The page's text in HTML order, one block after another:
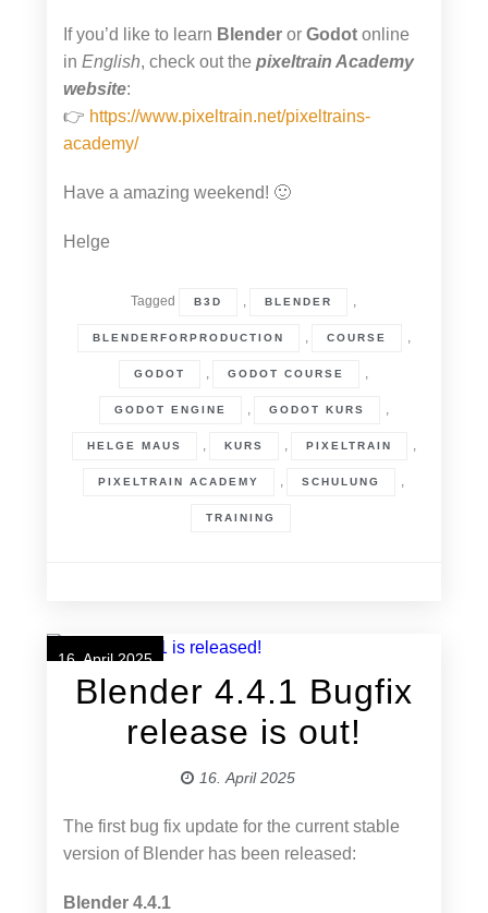
If you’d like to learn Blenderor Godotonline
in English, check out the pixeltrain Academy
website:
👉 https://www.pixeltrain.net/pixeltrains-
academy/
Have a amazing weekend! 🙂
Helge
Tagged B3D BLENDER
BLENDERFORPRODUCTION COURSE
GODOT GODOT COURSE
GODOT ENGINE GODOT KURS
HELGE MAUS KURS PIXELTRAIN
PIXELTRAIN ACADEMY SCHULUNG
TRAINING
16. April 2025
Blender 4.4.1 Bugfix
release is out!
16. April 2025
The first bug fix update for the current stable
version of Blender has been released:
Blender 4.4.1